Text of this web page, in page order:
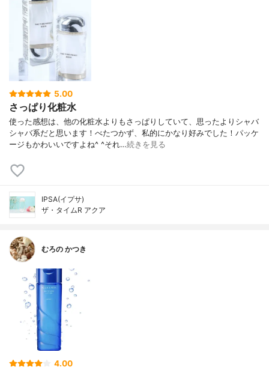
5.00
さっぱり化粧水
使った感想は、他の化粧水よりもさっぱりしていて、思ったよりシャバ
シャバ系だと思います！べたつかず、私的にかなり好みでした！パッケ
ージもかわいいですよね^ ^それ…続きを見る
IPSA(イプサ)
ザ・タイムR アクア
むろの かつき
4.00